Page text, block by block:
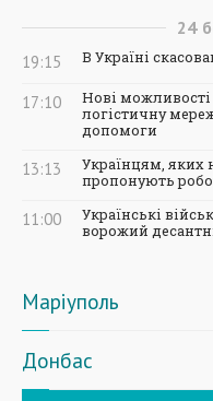
24
19:15 В Україні
17:10
Нові можливості
логістичну
допомоги
13:13
Українцям, яких
пропонують
11:00
Українські
ворожий
Маріуполь
Донбас